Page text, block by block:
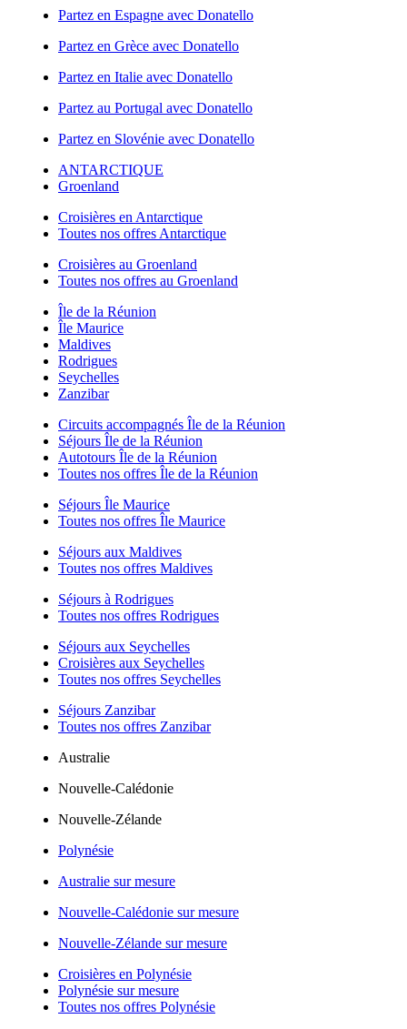
Partez en Espagne avec Donatello
Partez en Grèce avec Donatello
Partez en Italie avec Donatello
Partez au Portugal avec Donatello
Partez en Slovénie avec Donatello
ANTARCTIQUE
Groenland
Croisières en Antarctique
Toutes nos offres Antarctique
Croisières au Groenland
Toutes nos offres au Groenland
Île de la Réunion
Île Maurice
Maldives
Rodrigues
Seychelles
Zanzibar
Circuits accompagnés Île de la Réunion
Séjours Île de la Réunion
Autotours Île de la Réunion
Toutes nos offres Île de la Réunion
Séjours Île Maurice
Toutes nos offres Île Maurice
Séjours aux Maldives
Toutes nos offres Maldives
Séjours à Rodrigues
Toutes nos offres Rodrigues
Séjours aux Seychelles
Croisières aux Seychelles
Toutes nos offres Seychelles
Séjours Zanzibar
Toutes nos offres Zanzibar
Australie
Nouvelle-Calédonie
Nouvelle-Zélande
Polynésie
Australie sur mesure
Nouvelle-Calédonie sur mesure
Nouvelle-Zélande sur mesure
Croisières en Polynésie
Polynésie sur mesure
Toutes nos offres Polynésie